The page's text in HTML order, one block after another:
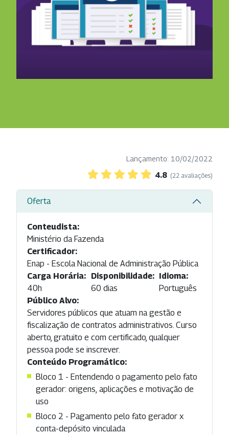
Lançamento: 10/02/2022
4.8 (22 avaliações)
Oferta
Conteudista:
Ministério da Fazenda
Certificador:
Enap - Escola Nacional de Administração Pública
Carga Horária:
40h
Disponibilidade:
60 dias
Idioma:
Português
Público Alvo:
Servidores públicos que atuam na gestão e
fiscalização de contratos administrativos. Curso
aberto, gratuito e com certificado, qualquer
pessoa pode se inscrever.
Conteúdo Programático:
Bloco 1 - Entendendo o pagamento pelo fato
gerador: origens, aplicações e motivação de
uso
Bloco 2 - Pagamento pelo fato gerador x
conta-depósito vinculada